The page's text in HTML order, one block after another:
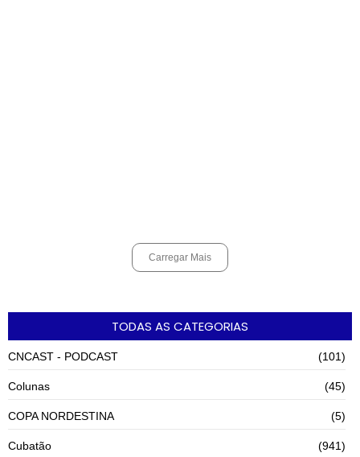
Carregar Mais
TODAS AS CATEGORIAS
CNCAST - PODCAST (101)
Colunas (45)
COPA NORDESTINA (5)
Cubatão (941)